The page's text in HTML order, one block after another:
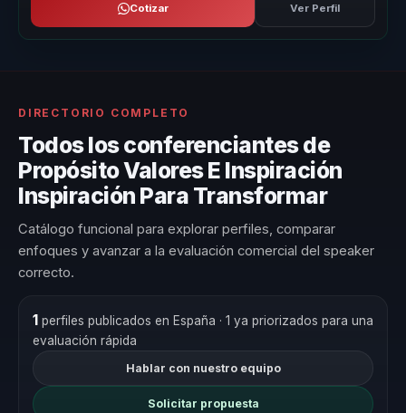
Cotizar Ver Perfil
DIRECTORIO COMPLETO
Todos los conferenciantes de
Propósito Valores E Inspiración
Inspiración Para Transformar
Catálogo funcional para explorar perfiles, comparar
enfoques y avanzar a la evaluación comercial del speaker
correcto.
1 perfiles publicados en España · 1 ya priorizados para una
evaluación rápida
Hablar con nuestro equipo
Solicitar propuesta